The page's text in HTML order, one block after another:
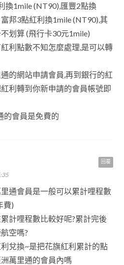
換1mile (NT90),匯豐2點換
邦3點紅利換1mile (NT90),其
划算 (飛行卡30元1mile)
利點數不知怎麼處理,是可以轉
的網站申請會員,再到銀行的紅
利轉到你新申請的會員帳號即
的會員是免費的
回覆
通會員是一般可以累計哩程數
費)
計哩程數比較好呢?累計完後
空嗎?
兌換~是把花旗紅利累計的點
萬里通的會員內嗎